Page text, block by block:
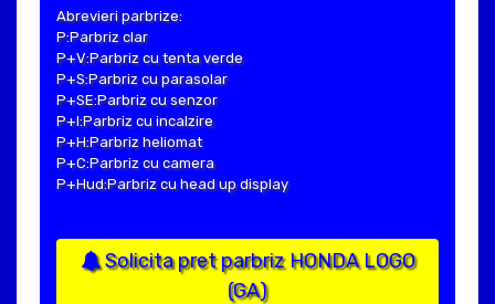
Abrevieri parbrize:
P:Parbriz clar
P+V:Parbriz cu tenta verde
P+S:Parbriz cu parasolar
P+SE:Parbriz cu senzor
P+I:Parbriz cu incalzire
P+H:Parbriz heliomat
P+C:Parbriz cu camera
P+Hud:Parbriz cu head up display
Solicita pret parbriz HONDA LOGO
(GA)